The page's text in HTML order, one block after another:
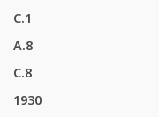
C.1
A.8
C.8
1930